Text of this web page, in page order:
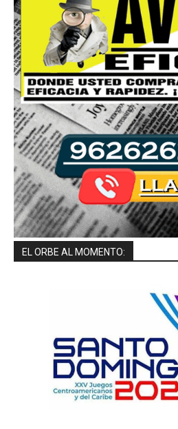
EL ORBE AL MOMENTO: